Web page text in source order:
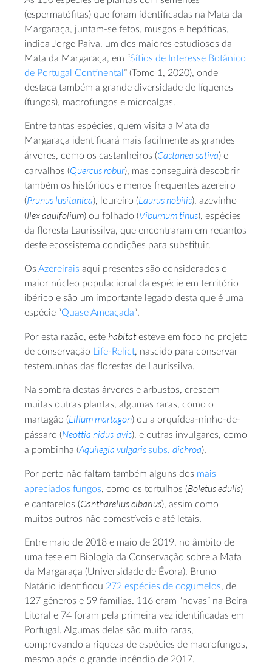
(espermatófitas) que foram identificadas na Mata da
Margaraça, juntam-se fetos, musgos e hepáticas,
indica Jorge Paiva, um dos maiores estudiosos da
Mata da Margaraça, em “Sítios de Interesse Botânico
de Portugal Continental ” (Tomo 1, 2020), onde
destaca também a grande diversidade de líquenes
(fungos), macrofungos e microalgas.
Entre tantas espécies, quem visita a Mata da
Margaraça identificará mais facilmente as grandes
árvores, como os castanheiros (Castanea sativa) e
carvalhos (Quercus robur), mas conseguirá descobrir
também os históricos e menos frequentes azereiro
(Prunus lusitanica), loureiro (Laurus nobilis), azevinho
(Ilex aquifolium) ou folhado (Viburnum tinus), espécies
da floresta Laurissilva, que encontraram em recantos
deste ecossistema condições para substituir.
Os Azereirais aqui presentes são considerados o
maior núcleo populacional da espécie em território
ibérico e são um importante legado desta que é uma
espécie “Quase Ameaçada“.
Por esta razão, este habitatesteve em foco no projeto
de conservação
Life-Relict, nascido para conservar
testemunhas das florestas de Laurissilva.
Na sombra destas árvores e arbustos, crescem
muitas outras plantas, algumas raras, como o
martagão (Lilium martagon) ou a orquídea-ninho-de-
pássaro (Neottia nidus-avis), e outras invulgares, como
a pombinha (Aquilegia vulgaris subs. dichroa).
Por perto não faltam também alguns dos mais
apreciados fungos, como os tortulhos (Boletus edulis)
e cantarelos (Cantharellus cibarius), assim como
muitos outros não comestíveis e até letais.
Entre maio de 2018 e maio de 2019, no âmbito de
uma tese em Biologia da Conservação sobre a Mata
da Margaraça (Universidade de Évora), Bruno
Natário identificou 272 espécies de cogumelos, de
127 géneros e 59 famílias. 116 eram “novas” na Beira
Litoral e 74 foram pela primeira vez identificadas em
Portugal. Algumas delas são muito raras,
comprovando a riqueza de espécies de macrofungos,
mesmo após o grande incêndio de 2017.